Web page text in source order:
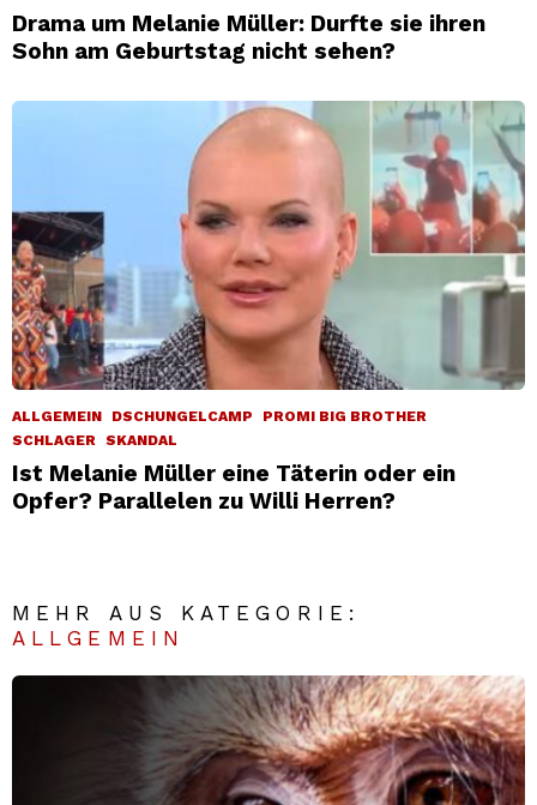
Drama um Melanie Müller: Durfte sie ihren
Sohn am Geburtstag nicht sehen?
ALLGEMEIN DSCHUNGELCAMP
PROMI BIG BROTHER
SCHLAGER SKANDAL
Ist Melanie Müller eine Täterin oder ein
Opfer? Parallelen zu Willi Herren?
MEHR AUS KATEGORIE:
ALLGEMEIN